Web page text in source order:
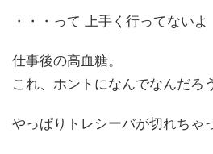
・・・って 上手く行ってないよ
仕事後の高血糖。
これ、ホントになんでなんだろ
やっぱりトレシーバが切れちゃ